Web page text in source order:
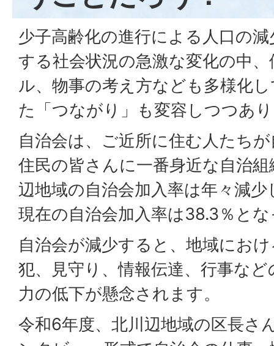
少子高齢化の進行による人口の
する社会状況の急激な変化の中
ル、物事の考え方なども多様化
た「つながり」も変容しつつあ
自治会は、ご近所に住む人たち
住民の皆さんに一番身近な自治
辺地域の自治会加入率は年々減
現在の自治会加入率は38.3％と
自治会が減少すると、地域にお
犯、見守り、情報伝達、行事な
力の低下が懸念されます。
令和6年度、北川辺地域の区長さ